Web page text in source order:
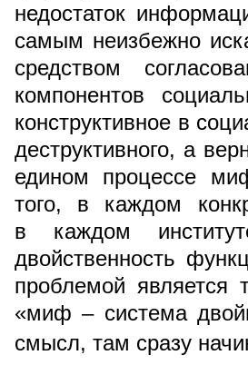
недостаток
самым неизбежно
средством
компонентов
конструктивное в
деструктивного, а
едином процессе
того, в каждом
в каждом
двойственность
проблемой
«миф – система
смысл, там сразу